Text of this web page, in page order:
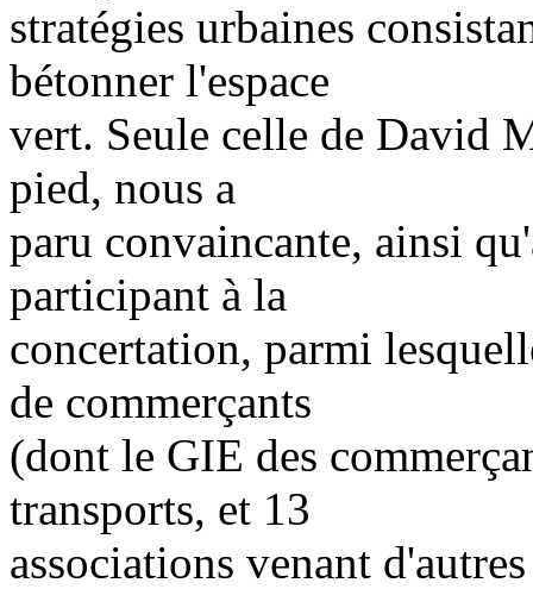
stratégies urbaines
bétonner l'espace
vert. Seule celle de David
pied, nous a
paru convaincante, ainsi
participant à la
concertation, parmi
de commerçants
(dont le GIE des
transports, et 13
associations venant